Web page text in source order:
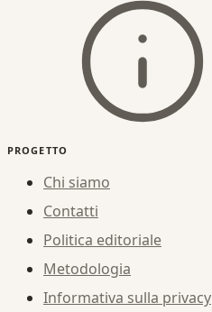
PROGETTO
Chi siamo
Contatti
Politica editoriale
Metodologia
Informativa sulla privacy